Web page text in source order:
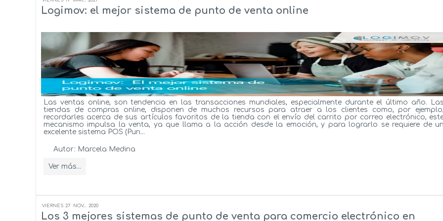
Logimov: el mejor sistema de punto de venta online
Las ventas online, son tendencia en las transacciones mundiales, especialmente durante el último año. Las
tiendas de compras online, disponen de muchos recursos para atraer a los clientes como, por ejemplo,
recordarles acerca de sus artículos favoritos de la tienda con el envío del carrito por correo electrónico,
mecanismo impulsa la venta, ya que llama a la acción desde la emoción, y para lograrlo se requiere de un
excelente sistema POS (Pun...
Autor: Marcela Medina
Ver más...
VIERNES 27 NOV... 2020
Los 3 mejores sistemas de punto de venta para comercio electrónico en